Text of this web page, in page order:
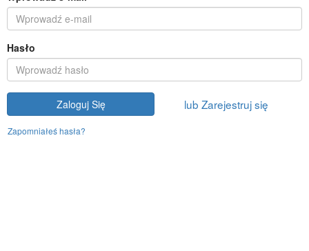
Hasło
Zaloguj Się lub Zarejestruj się
Zapomniałeś hasła?